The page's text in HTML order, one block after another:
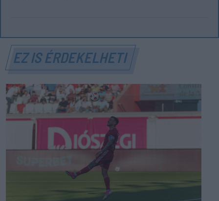
EZ IS ÉRDEKELHETI